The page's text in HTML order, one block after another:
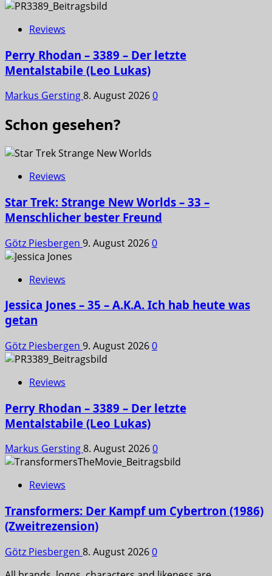
Reviews
Perry Rhodan – 3389 – Der letzte
Mentalstabile (Leo Lukas)
Markus Gersting8. August 20260
Schon gesehen?
Reviews
Star Trek: Strange New Worlds – 33 –
Menschlicher bester Freund
Götz Piesbergen 9. August 20260
Reviews
Jessica Jones – 35 – A.K.A. Ich hab heute was
getan
Götz Piesbergen 9. August 20260
Reviews
Perry Rhodan – 3389 – Der letzte
Mentalstabile (Leo Lukas)
Markus Gersting8. August 20260
Reviews
Transformers: Der Kampf um Cybertron (1986)
(Zweitrezension)
Götz Piesbergen 8. August 20260